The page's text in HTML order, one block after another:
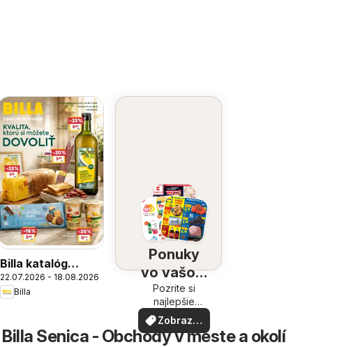
Billa katalóg
BILLA Brand
22.07.2026 - 18.08.2026
Billa
Ponuky
vo vašom
okolí
Pozrite si
najlepšie
ponuky vo
vašom okolí
Zobraziť
viac
Billa Senica - Obchody v meste a okolí